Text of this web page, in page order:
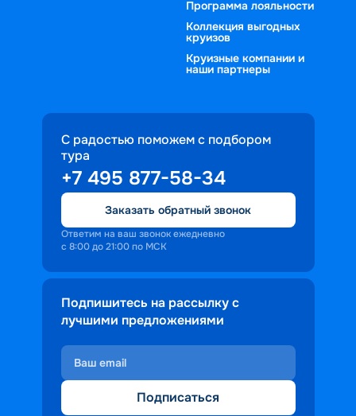
Программа лояльности
Коллекция выгодных
круизов
Круизные компании и
наши партнеры
С радостью поможем с подбором
тура
+7 495 877-58-34
Заказать обратный звонок
Ответим на ваш звонок ежедневно
с 8:00 до 21:00 по МСК
Подпишитесь на рассылку с
лучшими предложениями
Подписаться